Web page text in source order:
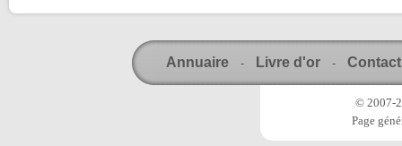
Annuaire - Livre d'or - Contact
© 2007-
Page